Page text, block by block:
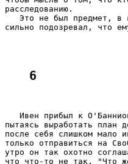
6
Ивен прибыл к
пытаясь выработать план
после себя слишком мало
только отправиться на
утро он так охотно
что что-то не так. "Что